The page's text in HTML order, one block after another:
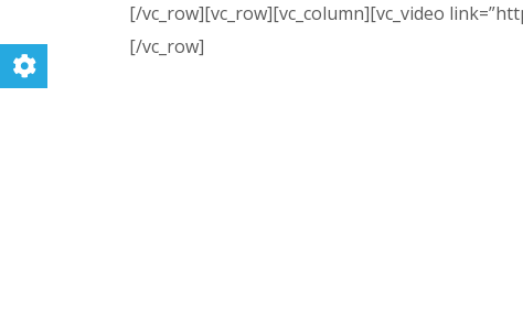
[/vc_row][vc_row][vc_column][vc_video
[/vc_row]